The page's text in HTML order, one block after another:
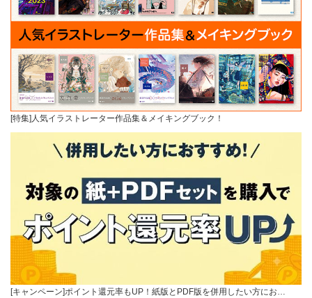
[特集]人気イラストレーター作品集＆メイキングブック！
[キャンペーン]ポイント還元率もUP！紙版とPDF版を併用したい方にお…